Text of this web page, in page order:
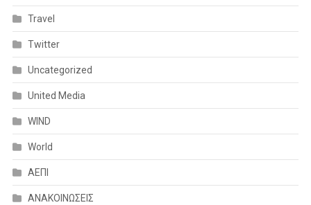
Travel
Twitter
Uncategorized
United Media
WIND
World
ΑΕΠΙ
ΑΝΑΚΟΙΝΩΣΕΙΣ